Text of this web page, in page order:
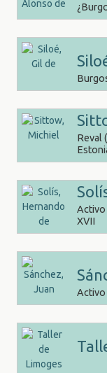
Reval
Activo
XVII
Activo